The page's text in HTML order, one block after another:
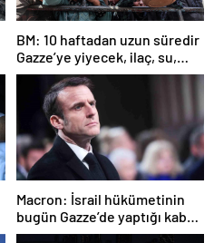
BM: 10 haftadan uzun süredir
Gazze’ye yiyecek, ilaç, su,
çadır girmedi
Macron: İsrail hükümetinin
bugün Gazze’de yaptığı kabul
edilemez